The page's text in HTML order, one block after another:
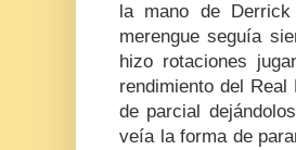
la mano de
merengue seguía
hizo rotaciones
rendimiento del
de parcial
veía la forma de